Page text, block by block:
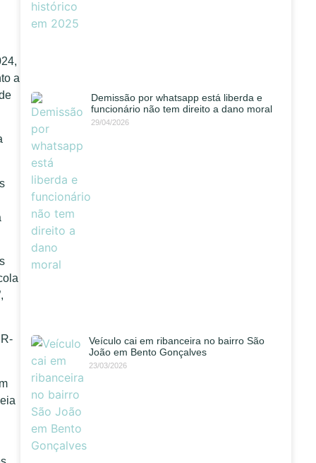
a
Demissão por whatsapp está liberda e
funcionário não tem direito a dano moral
29/04/2026
Veículo cai em ribanceira no bairro São
João em Bento Gonçalves
23/03/2026